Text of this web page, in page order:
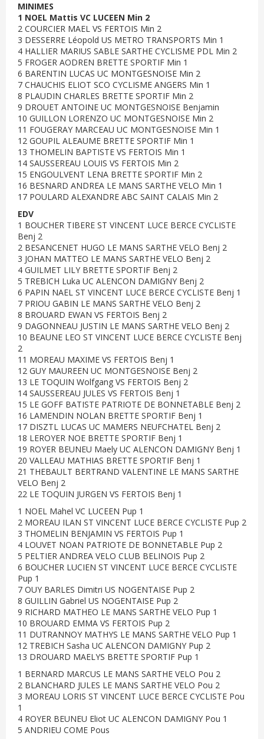
MINIMES
1 NOEL Mattis VC LUCEEN Min 2
2 COURCIER MAEL VS FERTOIS Min 2
3 DESSERRE Léopold US METRO TRANSPORTS Min 1
4 HALLIER MARIUS SABLE SARTHE CYCLISME PDL Min 2
5 FROGER AODREN BRETTE SPORTIF Min 1
6 BARENTIN LUCAS UC MONTGESNOISE Min 2
7 CHAUCHIS ELIOT SCO CYCLISME ANGERS Min 1
8 PLAUDIN CHARLES BRETTE SPORTIF Min 2
9 DROUET ANTOINE UC MONTGESNOISE Benjamin
10 GUILLON LORENZO UC MONTGESNOISE Min 2
11 FOUGERAY MARCEAU UC MONTGESNOISE Min 1
12 GOUPIL ALEAUME BRETTE SPORTIF Min 1
13 THOMELIN BAPTISTE VS FERTOIS Min 1
14 SAUSSEREAU LOUIS VS FERTOIS Min 2
15 ENGOULVENT LENA BRETTE SPORTIF Min 2
16 BESNARD ANDREA LE MANS SARTHE VELO Min 1
17 POULARD ALEXANDRE ABC SAINT CALAIS Min 2
EDV
1 BOUCHER TIBERE ST VINCENT LUCE BERCE CYCLISTE
Benj 2
2 BESANCENET HUGO LE MANS SARTHE VELO Benj 2
3 JOHAN MATTEO LE MANS SARTHE VELO Benj 2
4 GUILMET LILY BRETTE SPORTIF Benj 2
5 TREBICH Luka UC ALENCON DAMIGNY Benj 2
6 PAPIN NAEL ST VINCENT LUCE BERCE CYCLISTE Benj 1
7 PRIOU GABIN LE MANS SARTHE VELO Benj 2
8 BROUARD EWAN VS FERTOIS Benj 2
9 DAGONNEAU JUSTIN LE MANS SARTHE VELO Benj 2
10 BEAUNE LEO ST VINCENT LUCE BERCE CYCLISTE Benj
2
11 MOREAU MAXIME VS FERTOIS Benj 1
12 GUY MAUREEN UC MONTGESNOISE Benj 2
13 LE TOQUIN Wolfgang VS FERTOIS Benj 2
14 SAUSSEREAU JULES VS FERTOIS Benj 1
15 LE GOFF BATISTE PATRIOTE DE BONNETABLE Benj 2
16 LAMENDIN NOLAN BRETTE SPORTIF Benj 1
17 DISZTL LUCAS UC MAMERS NEUFCHATEL Benj 2
18 LEROYER NOE BRETTE SPORTIF Benj 1
19 ROYER BEUNEU Maely UC ALENCON DAMIGNY Benj 1
20 VALLEAU MATHIAS BRETTE SPORTIF Benj 1
21 THEBAULT BERTRAND VALENTINE LE MANS SARTHE
VELO Benj 2
22 LE TOQUIN JURGEN VS FERTOIS Benj 1
1 NOEL Mahel VC LUCEEN Pup 1
2 MOREAU ILAN ST VINCENT LUCE BERCE CYCLISTE Pup 2
3 THOMELIN BENJAMIN VS FERTOIS Pup 1
4 LOUVET NOAN PATRIOTE DE BONNETABLE Pup 2
5 PELTIER ANDREA VELO CLUB BELINOIS Pup 2
6 BOUCHER LUCIEN ST VINCENT LUCE BERCE CYCLISTE
Pup 1
7 OUY BARLES Dimitri US NOGENTAISE Pup 2
8 GUILLIN Gabriel US NOGENTAISE Pup 2
9 RICHARD MATHEO LE MANS SARTHE VELO Pup 1
10 BROUARD EMMA VS FERTOIS Pup 2
11 DUTRANNOY MATHYS LE MANS SARTHE VELO Pup 1
12 TREBICH Sasha UC ALENCON DAMIGNY Pup 2
13 DROUARD MAELYS BRETTE SPORTIF Pup 1
1 BERNARD MARCUS LE MANS SARTHE VELO Pou 2
2 BLANCHARD JULES LE MANS SARTHE VELO Pou 2
3 MOREAU LORIS ST VINCENT LUCE BERCE CYCLISTE Pou
1
4 ROYER BEUNEU Eliot UC ALENCON DAMIGNY Pou 1
5 ANDRIEU COME Pous